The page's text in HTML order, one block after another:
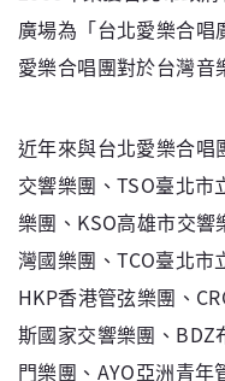
廣場為「台北愛樂合
愛樂合唱團對於台灣音
近年來與台北愛樂合唱
交響樂團、TSO臺北
樂團、KSO高雄市交響
灣國樂團、TCO臺北市
HKP香港管弦樂團、
斯國家交響樂團、BDZ
門樂團、AYO亞洲青